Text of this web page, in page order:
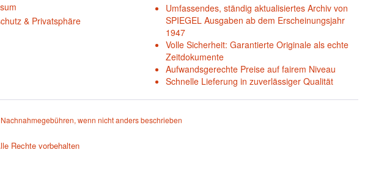
& Privatsphäre
Umfassendes, ständig aktualisiertes Archiv von
SPIEGEL Ausgaben ab dem Erscheinungsjahr
1947
Volle Sicherheit: Garantierte Originale als echte
Zeitdokumente
Aufwandsgerechte Preise auf fairem Niveau
Schnelle Lieferung in zuverlässiger Qualität
wenn nicht anders beschrieben
Rechte vorbehalten